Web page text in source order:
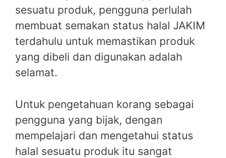
sesuatu produk, pengguna perlulah
membuat semakan status halal JAKIM
terdahulu untuk memastikan produk
yang dibeli dan digunakan adalah
selamat.
Untuk pengetahuan korang sebagai
pengguna yang bijak, dengan
mempelajari dan mengetahui status
halal sesuatu produk itu sangat